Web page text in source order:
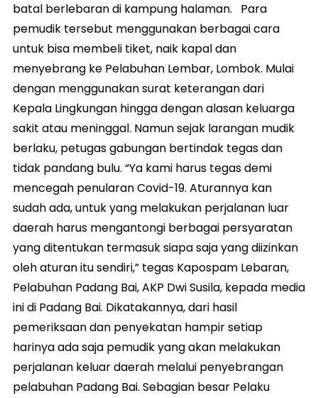
batal berlebaran di kampung halaman. Para
pemudik tersebut menggunakan berbagai cara
untuk bisa membeli tiket, naik kapal dan
menyebrang ke Pelabuhan Lembar, Lombok. Mulai
dengan menggunakan surat keterangan dari
Kepala Lingkungan hingga dengan alasan keluarga
sakit atau meninggal. Namun sejak larangan mudik
berlaku, petugas gabungan bertindak tegas dan
tidak pandang bulu. “Ya kami harus tegas demi
mencegah penularan Covid-19. Aturannya kan
sudah ada, untuk yang melakukan perjalanan luar
daerah harus mengantongi berbagai persyaratan
yang ditentukan termasuk siapa saja yang diizinkan
oleh aturan itu sendiri,” tegas Kapospam Lebaran,
Pelabuhan Padang Bai, AKP Dwi Susila, kepada media
ini di Padang Bai. Dikatakannya, dari hasil
pemeriksaan dan penyekatan hampir setiap
harinya ada saja pemudik yang akan melakukan
perjalanan keluar daerah melalui penyebrangan
pelabuhan Padang Bai. Sebagian besar Pelaku